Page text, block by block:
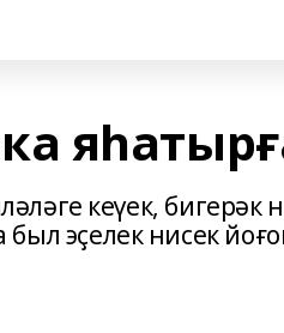
кеүек,
эҫелек нисек